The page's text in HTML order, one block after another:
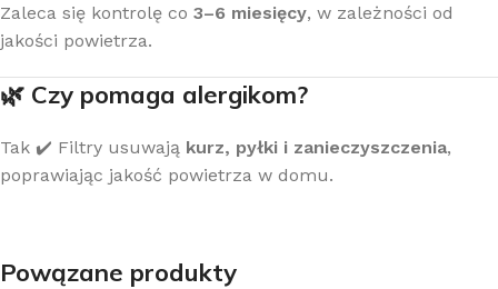
Zaleca się kontrolę co 3–6 miesięcy, w zależności od
jakości powietrza.
🌿 Czy pomaga alergikom?
Tak ✔️ Filtry usuwają kurz, pyłki i zanieczyszczenia,
poprawiając jakość powietrza w domu.
Powązane produkty